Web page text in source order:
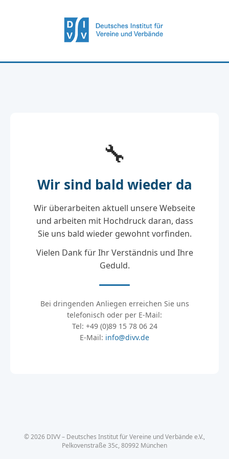
🔧
Wir sind bald wieder da
Wir überarbeiten aktuell unsere Webseite
und arbeiten mit Hochdruck daran, dass
Sie uns bald wieder gewohnt vorfinden.
Vielen Dank für Ihr Verständnis und Ihre
Geduld.
Bei dringenden Anliegen erreichen Sie uns
telefonisch oder per E-Mail:
Tel: +49 (0)89 15 78 06 24
E-Mail: info@divv.de
© 2026 DIVV – Deutsches Institut für Vereine und Verbände e.V.,
Pelkovenstraße 35c, 80992 München